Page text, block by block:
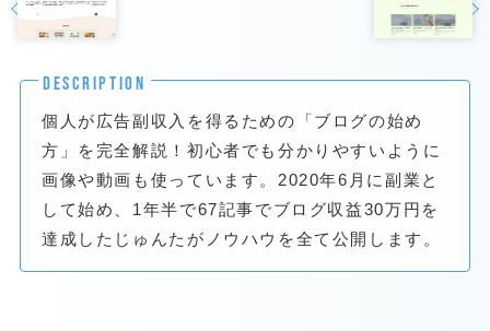
DESCRIPTION
個人が広告副収入を得るための「ブログの始め
方」を完全解説！初心者でも分かりやすいように
画像や動画も使っています。2020年6月に副業と
して始め、1年半で67記事でブログ収益30万円を
達成したじゅんたがノウハウを全て公開します。